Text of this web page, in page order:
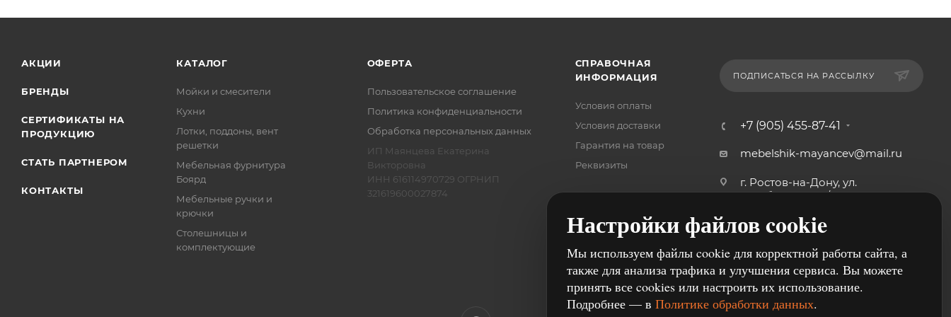
АКЦИИ
БРЕНДЫ
СЕРТИФИКАТЫ НА
ПРОДУКЦИЮ
СТАТЬ ПАРТНЕРОМ
КОНТАКТЫ
КАТАЛОГ
Мойки и смесители
Кухни
Лотки, поддоны, вент
решетки
Мебельная фурнитура
Боярд
Мебельные ручки и
крючки
Столешницы и
комплектующие
ОФЕРТА
Пользовательское соглашение
Политика конфиденциальности
Обработка персональных данных
ИП Маянцева Екатерина
Викторовна
ИНН 616114970729 ОГРНИП
321619600027874
СПРАВОЧНАЯ
ИНФОРМАЦИЯ
Условия оплаты
Условия доставки
Гарантия на товар
Реквизиты
ПОДПИСАТЬСЯ НА РАССЫЛКУ
+7 (905) 455-87-41
mebelshik-mayancev@mail.ru
г. Ростов-на-Дону, ул.
Щербакова, 107/29
Настройки файлов cookie
Мы используем файлы cookie для корректной работы сайта, а
также для анализа трафика и улучшения сервиса. Вы можете
принять все cookies или настроить их использование.
Подробнее — в Политике обработки данных.